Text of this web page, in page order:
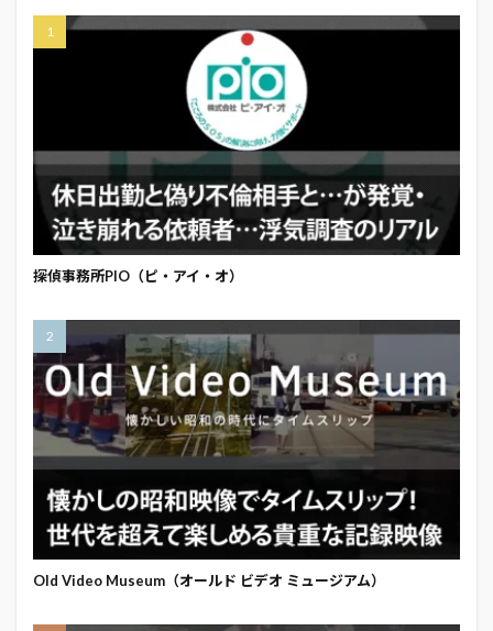
探偵事務所PIO（ピ・アイ・オ）
Old Video Museum（オールド ビデオ ミュージアム）